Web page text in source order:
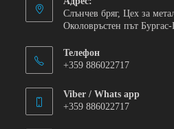
Слънчев бряг, Цех за
Околовръстен път
Телефон
+359 886022717
Viber / Whats app
+359 886022717